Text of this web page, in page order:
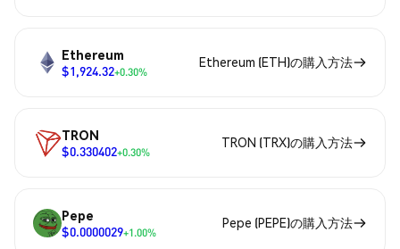
Ethereum
$1,924.32+0.30%
Ethereum (ETH)の購入方法
TRON
$0.330402+0.30%
TRON (TRX)の購入方法
Pepe
$0.0000029+1.00%
Pepe (PEPE)の購入方法